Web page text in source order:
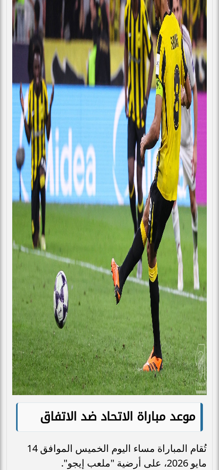
موعد مباراة الاتحاد ضد الاتفاق
تُقام المباراة مساء اليوم الخميس الموافق 14
مايو 2026، على أرضية "ملعب إيجو".